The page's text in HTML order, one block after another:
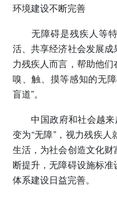
环境建设不断完善
无障碍是残疾人等特
活、共享经济社会发展
力残疾人而言，帮助他们
嗅、触、摸等感知的无
盲道”。
中国政府和社会越来
变为“无障”，视力残疾
生活，为社会创造文化
断提升，无障碍设施标
体系建设日益完善。